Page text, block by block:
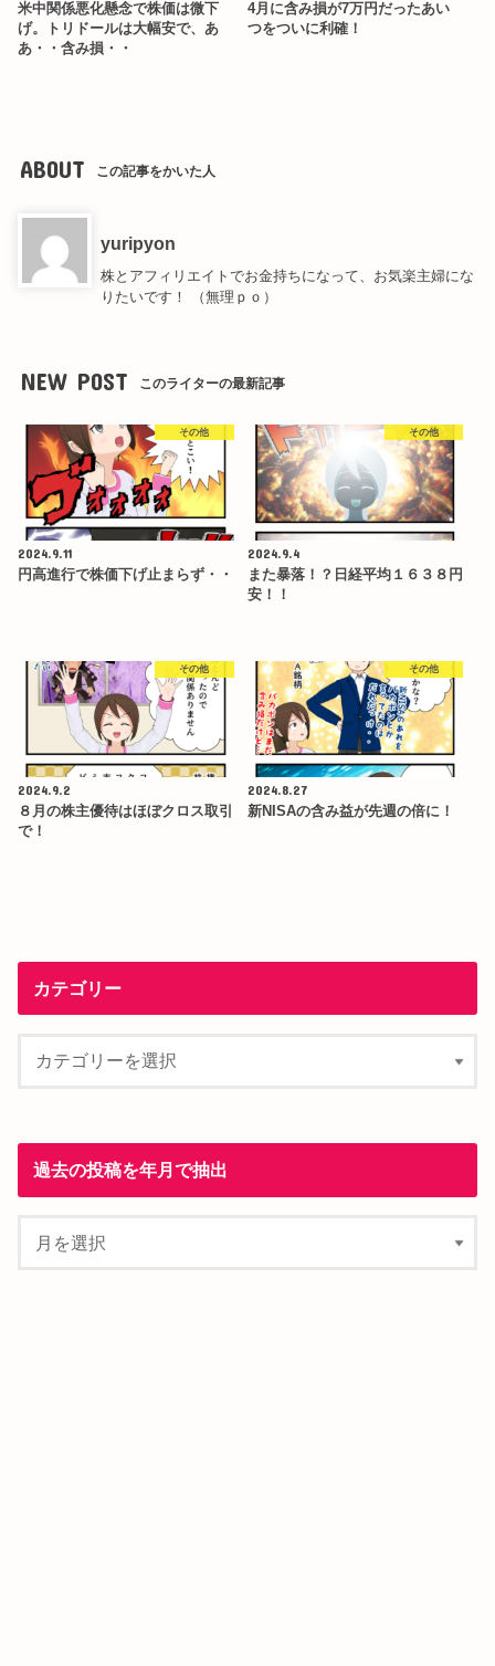
米中関係悪化懸念で株価は微下
げ。トリドールは大幅安で、あ
あ・・含み損・・
4月に含み損が7万円だったあい
つをついに利確！
ABOUT この記事をかいた人
yuripyon
株とアフィリエイトでお金持ちになって、お気楽主婦にな
りたいです！ （無理ｐｏ）
NEW POST このライターの最新記事
その他
2024.9.11
円高進行で株価下げ止まらず・・
その他
2024.9.4
また暴落！？日経平均１６３８円
安！！
その他
2024.9.2
８月の株主優待はほぼクロス取引
で！
その他
2024.8.27
新NISAの含み益が先週の倍に！
カテゴリー
過去の投稿を年月で抽出